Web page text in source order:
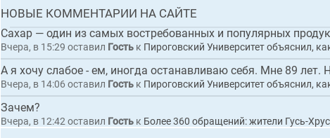
ГЛАВНАЯНОВОСТЬ
НОВЫЕ КОММЕНТАРИИ НА САЙТЕ
Сахар — один из самых востребованных и популярных
Вчера, в 15:29 оставил Гость к Пироговский Университет объяснил, как сахар
А я хочу слабое - ем, иногда останавливаю себя. Мне 89 лет.
Вчера, в 14:06 оставил Гость к Пироговский Университет объяснил, как сахар
Зачем?
Вчера, в 12:42оставил Гость к Более 360 обращений: жители Гусь-Хрустального